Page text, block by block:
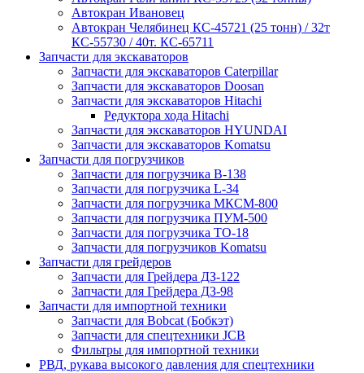
Автокран Ивановец
Автокран Челябинец КС-45721 (25 тонн) / 32т
КС-55730 / 40т. КС-65711
Запчасти для экскаваторов
Запчасти для экскаваторов Caterpillar
Запчасти для экскаваторов Doosan
Запчасти для экскаваторов Hitachi
Редуктора хода Hitachi
Запчасти для экскаваторов HYUNDAI
Запчасти для экскаваторов Komatsu
Запчасти для погрузчиков
Запчасти для погрузчика B-138
Запчасти для погрузчика L-34
Запчасти для погрузчика МКСМ-800
Запчасти для погрузчика ПУМ-500
Запчасти для погрузчика ТО-18
Запчасти для погрузчиков Komatsu
Запчасти для грейдеров
Запчасти для Грейдера ДЗ-122
Запчасти для Грейдера ДЗ-98
Запчасти для импортной техники
Запчасти для Bobcat (Бобкэт)
Запчасти для спецтехники JCB
Фильтры для импортной техники
РВД, рукава высокого давления для спецтехники